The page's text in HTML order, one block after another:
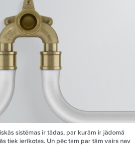
sistēmas ir tādas, par kurām ir jādomā
tiek ierīkotas. Un pēc tam par tām vairs nav